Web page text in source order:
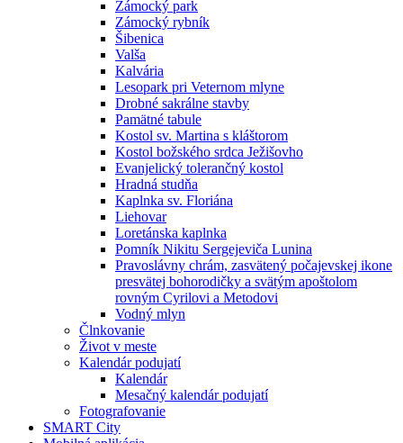
Zámocký park
Zámocký rybník
Šibenica
Valša
Kalvária
Lesopark pri Veternom mlyne
Drobné sakrálne stavby
Pamätné tabule
Kostol sv. Martina s kláštorom
Kostol božského srdca Ježišovho
Evanjelický tolerančný kostol
Hradná studňa
Kaplnka sv. Floriána
Liehovar
Loretánska kaplnka
Pomník Nikitu Sergejeviča Lunina
Pravoslávny chrám, zasvätený počajevskej ikone
presvätej bohorodičky a svätým apoštolom
rovným Cyrilovi a Metodovi
Vodný mlyn
Člnkovanie
Život v meste
Kalendár podujatí
Kalendár
Mesačný kalendár podujatí
Fotografovanie
SMART City